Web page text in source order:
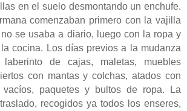
en el suelo desmontando un enchufe.
comenzaban primero con la vajilla
se usaba a diario, luego con la ropa y
cocina. Los días previos a la mudanza
de cajas, maletas, muebles
con mantas y colchas, atados con
vacíos, paquetes y bultos de ropa. La
recogidos ya todos los enseres,